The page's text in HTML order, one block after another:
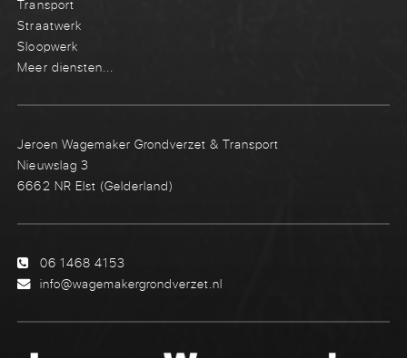
Transport
Straatwerk
Sloopwerk
Meer diensten...
Jeroen Wagemaker Grondverzet & Transport
Nieuwslag 3
6662 NR Elst (Gelderland)
06 1468 4153
info@wagemakergrondverzet.nl